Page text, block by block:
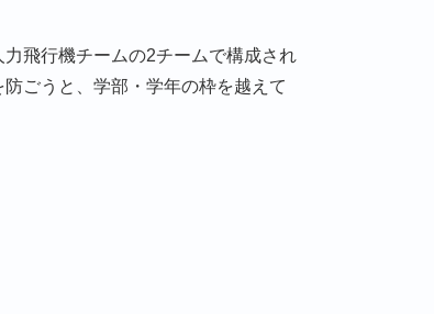
飛行機チームの2チームで構成され
ごうと、学部・学年の枠を越えて